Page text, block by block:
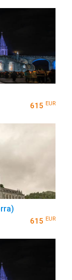
615 EUR
615 EUR